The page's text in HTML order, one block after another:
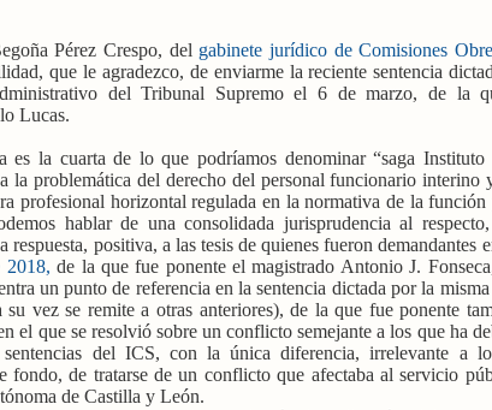
Pérez Crespo, del gabinete jurídico de Comisiones
que le agradezco, de enviarme la reciente sentencia
del Tribunal Supremo el 6 de marzo, de la
Lucas.
es la cuarta de lo que podríamos denominar “saga Instituto
la problemática del derecho del personal funcionario interino
profesional horizontal regulada en la normativa de la
hablar de una consolidada jurisprudencia al
respuesta, positiva, a las tesis de quienes fueron demandantes
2018, de la que fue ponente el magistrado Antonio J.
un punto de referencia en la sentencia dictada por la
vez se remite a otras anteriores), de la que fue ponente
el que se resolvió sobre un conflicto semejante a los que ha
del ICS, con la única diferencia, irrelevante a
fondo, de tratarse de un conflicto que afectaba al servicio
de Castilla y León.